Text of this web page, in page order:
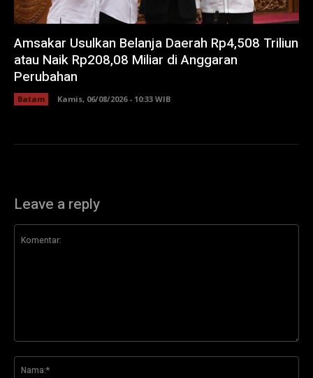
Amsakar Usulkan Belanja Daerah Rp4,508 Triliun
atau Naik Rp208,08 Miliar di Anggaran
Perubahan
Batam Kamis, 06/08/2026 - 10:33 WIB
Leave a reply